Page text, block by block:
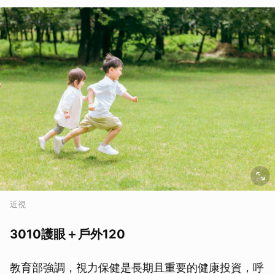
近視
3010護眼＋戶外120
教育部強調，視力保健是長期且重要的健康投資，呼